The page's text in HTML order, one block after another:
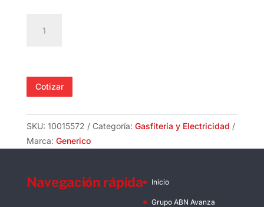
Flexible
con
PVC
40mm
(Rollo
Cotizar
SKU: 10015572 Categoría: Gasfitería y Electricidad
Marca: Generico
Navegación rápida Inicio
Grupo ABN Avanza